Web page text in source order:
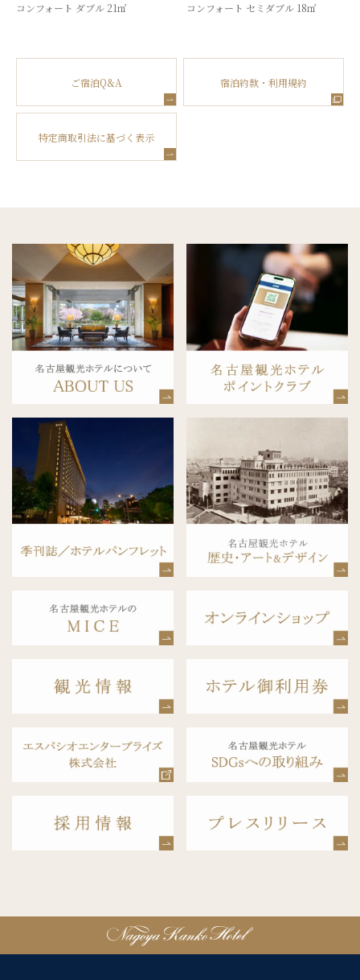
コンフォート ダブル 21㎡ コンフォート セミダブル 18㎡
ご宿泊Q&A 宿泊約款・利用規約
特定商取引法に基づく表示